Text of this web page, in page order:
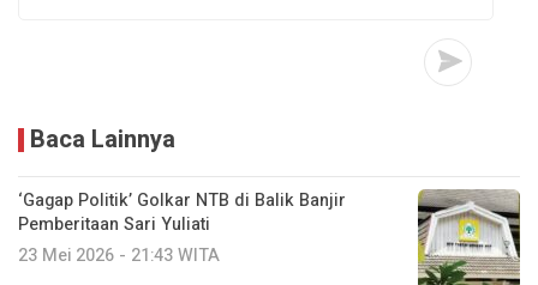
Baca Lainnya
‘Gagap Politik’ Golkar NTB di Balik Banjir
Pemberitaan Sari Yuliati
23 Mei 2026 - 21:43 WITA